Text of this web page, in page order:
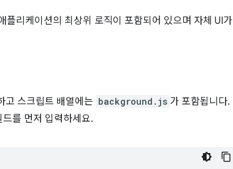
리케이션의 최상위 로직이 포함되어 있으며 자체 UI가
고 스크립트 배열에는 background.js 가 포함됩니다.
를 먼저 입력하세요.